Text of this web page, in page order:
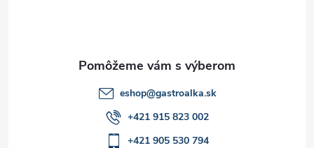
eshop@gastroalka.sk
+421 915 823 002
+421 905 530 794